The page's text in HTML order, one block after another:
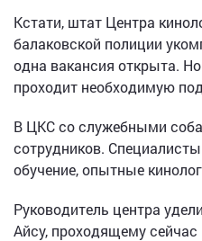
Кстати, штат Центра
балаковской полиции
одна вакансия открыта.
проходит необходимую
В ЦКС со служебными
сотрудников.
обучение, опытные
Руководитель центра
Айсу, проходящему